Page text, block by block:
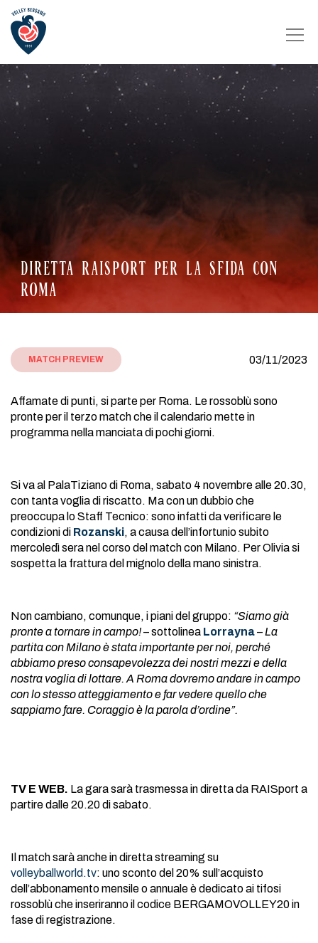
DIRETTA RAISPORT PER LA SFIDA CON
ROMA
MATCH PREVIEW 03/11/2023
Affamate di punti, si parte per Roma. Le rossoblù sono
pronte per il terzo match che il calendario mette in
programma nella manciata di pochi giorni.
Si va al PalaTiziano di Roma, sabato 4 novembre alle 20.30,
con tanta voglia di riscatto. Ma con un dubbio che
preoccupa lo Staff Tecnico: sono infatti da verificare le
condizioni di Rozanski, a causa dell’infortunio subito
mercoledì sera nel corso del match con Milano. Per Olivia si
sospetta la frattura del mignolo della mano sinistra.
Non cambiano, comunque, i piani del gruppo: “Siamo già
pronte a tornare in campo!– sottolinea Lorrayna–La
partita con Milano è stata importante per noi, perché
abbiamo preso consapevolezza dei nostri mezzi e della
nostra voglia di lottare. A Roma dovremo andare in campo
con lo stesso atteggiamento e far vedere quello che
sappiamo fare. Coraggio è la parola d’ordine”.
TV E WEB. La gara sarà trasmessa in diretta da RAISport a
partire dalle 20.20 di sabato.
Il match sarà anche in diretta streaming su
volleyballworld.tv: uno sconto del 20% sull’acquisto
dell’abbonamento mensile o annuale è dedicato ai tifosi
rossoblù che inseriranno il codice BERGAMOVOLLEY20 in
fase di registrazione.